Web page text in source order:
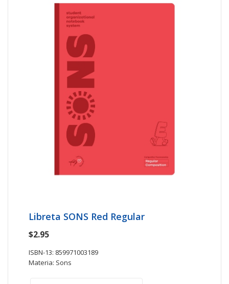
Libreta SONS Red Regular
$2.95
ISBN-13: 859971003189
Materia: Sons